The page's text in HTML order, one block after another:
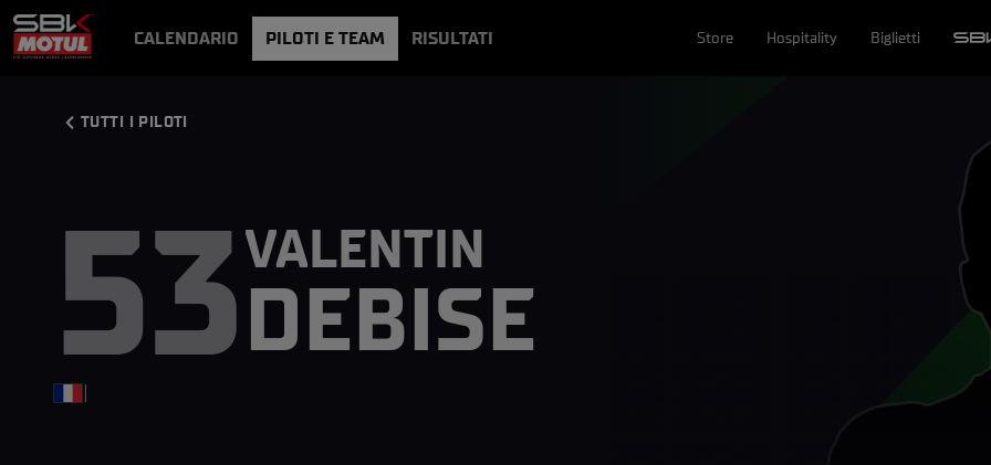
CALENDARIO PILOTI E TEAM RISULTATI Store Hospitality Biglietti
TUTTI I PILOTI
53VALENTIN
DEBISE